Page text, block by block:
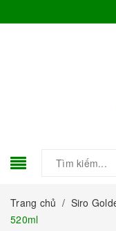
Trang chủ / Siro
520ml